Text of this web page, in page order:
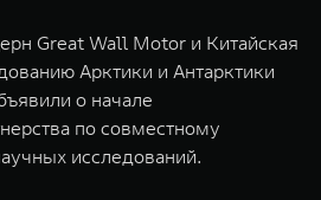
Great Wall Motor и Китайская
Арктики и Антарктики
о начале
по совместному
исследований.